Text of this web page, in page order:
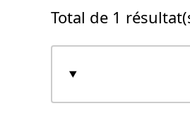
Total de 1